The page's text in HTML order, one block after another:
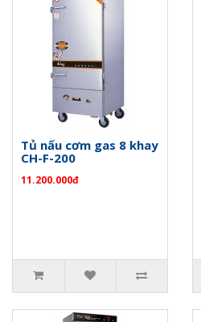
Tủ nấu cơm gas 8 khay
CH-F-200
11.200.000đ